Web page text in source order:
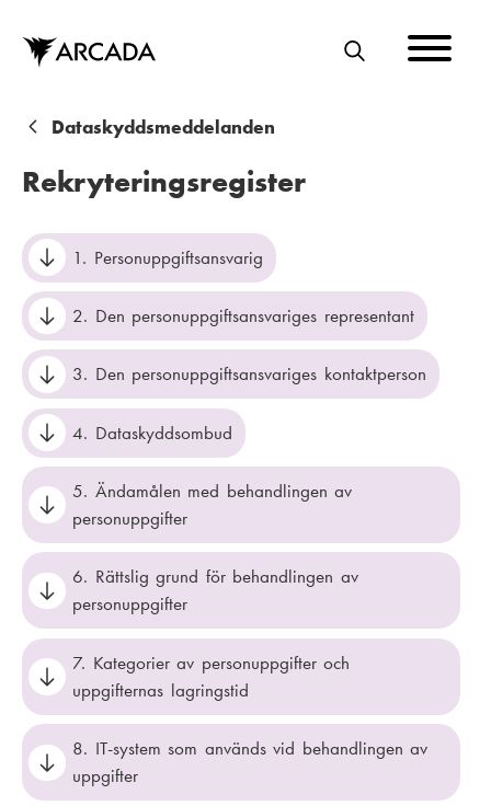
huvudinnehåll
S
L
ä
k
s
t
i
g
Dataskyddsmeddelanden
Rekryteringsregister
1. Personuppgiftsansvarig
2. Den personuppgiftsansvariges representant
3. Den personuppgiftsansvariges kontaktperson
4. Dataskyddsombud
5. Ändamålen med behandlingen av
personuppgifter
6. Rättslig grund för behandlingen av
personuppgifter
7. Kategorier av personuppgifter och
uppgifternas lagringstid
8. IT-system som används vid behandlingen av
uppgifter